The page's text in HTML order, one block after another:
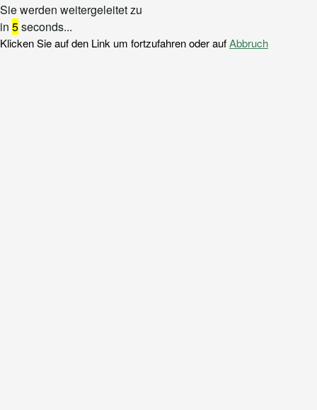
Sie werden weitergeleitet zu
in 5seconds...
Klicken Sie auf den Link um fortzufahren oder aufAbbruch